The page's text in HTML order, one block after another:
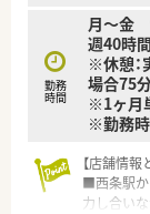
勤務
時間
月～金
週40時
※休憩：
場合75
※1ヶ月
※勤務時
【店舗情報
■西条駅か
力し合い